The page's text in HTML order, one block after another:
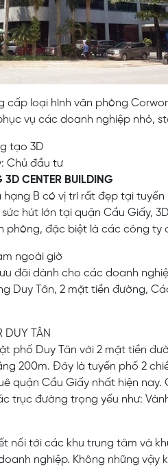
loại hình văn phòng
vụ các doanh nghiệp nhỏ,
tạo 3D
Chủ đầu tư
3D CENTER BUILDING
B có vị trí rất đẹp tại
hút lớn tại quận Cầu Giấy,
phòng, đặc biệt là các công ty
ngoài giờ
đãi dành cho các doanh
Duy Tân, 2 mặt tiền đường,
DUY TÂN
phố Duy Tân với 2 mặt tiền
200m. Đây là tuyến phố 2
quận Cầu Giấy nhất hiện
trục đường trọng yếu như:
nối tới các khu trung tâm và
nghiệp. Không những vậy